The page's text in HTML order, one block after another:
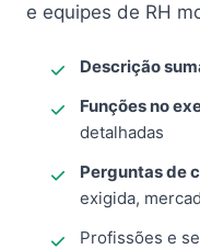
e equipes de RH
Descrição
Funções no
detalhadas
Perguntas de
exigida,
Profissões e